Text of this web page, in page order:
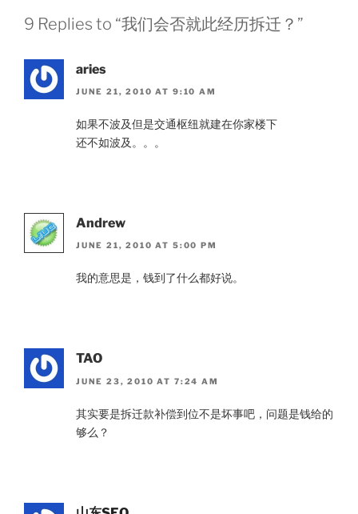
9 Replies to “我们会否就此经历拆迁？”
aries
JUNE 21, 2010 AT 9:10 AM
如果不波及但是交通枢纽就建在你家楼下
还不如波及。。。
Andrew
JUNE 21, 2010 AT 5:00 PM
我的意思是，钱到了什么都好说。
TAO
JUNE 23, 2010 AT 7:24 AM
其实要是拆迁款补偿到位不是坏事吧，问题是钱给的
够么？